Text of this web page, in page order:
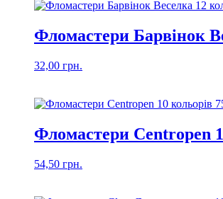
Фломастери Барвінок
32,00 грн.
Фломастери Centropen
54,50 грн.